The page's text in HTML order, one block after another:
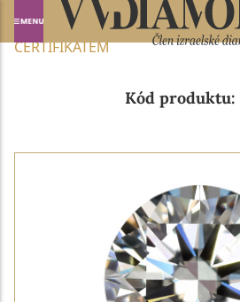
Domů NABÍDKA DIAMANTŮ
CERTIFIKÁTEM
Kód produktu: